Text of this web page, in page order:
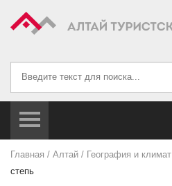
Искать...
Главная / Алтай / География и климат
степь